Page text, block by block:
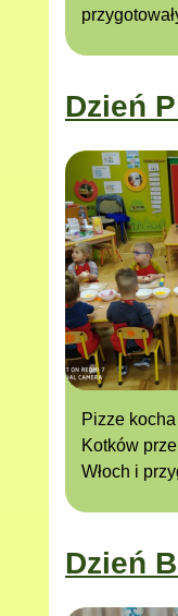
Dzień
Pizze
Kotków
Włoch i
Dzień